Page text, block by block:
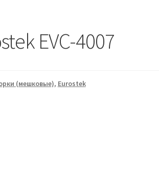
EVC-4007
(мешковые), Eurostek